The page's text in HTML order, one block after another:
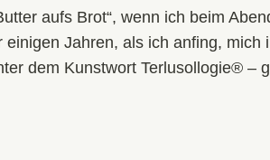
aufs Brot“, wenn ich beim
Jahren, als ich anfing, mich
dem Kunstwort Terlusollogie® –